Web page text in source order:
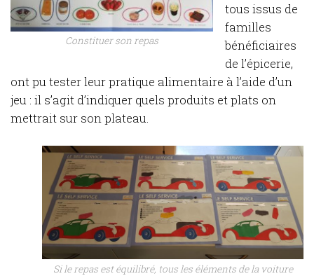
Constituer son repas
tous issus de
familles
bénéficiaires
de l’épicerie,
ont pu tester leur pratique alimentaire à l’aide d’un
jeu : il s’agit d’indiquer quels produits et plats on
mettrait sur son plateau.
Si le repas est équilibré, tous les éléments de la voiture